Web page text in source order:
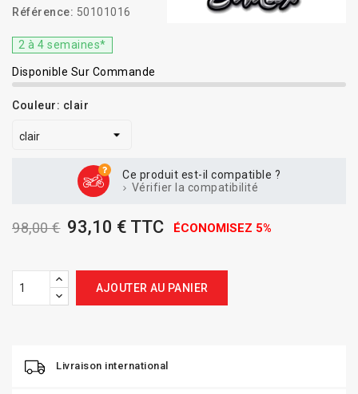
Référence: 50101016
2 à 4 semaines*
Disponible Sur Commande
Couleur: clair
Ce produit est-il compatible ?
Vérifier la compatibilité
98,00 € 93,10 € TTC ÉCONOMISEZ 5%
AJOUTER AU PANIER
Livraison international